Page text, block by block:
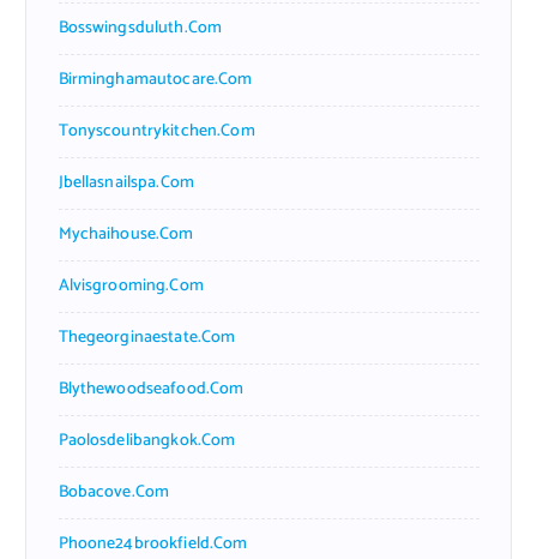
Bosswingsduluth.com
Birminghamautocare.com
Tonyscountrykitchen.com
Jbellasnailspa.com
Mychaihouse.com
Alvisgrooming.com
Thegeorginaestate.com
Blythewoodseafood.com
Paolosdelibangkok.com
Bobacove.com
Phoone24brookfield.com